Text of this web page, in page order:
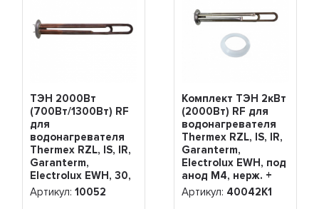
ТЭН 2000Вт
(700Вт/1300Вт) RF
для
водонагревателя
Thermex RZL, IS, IR,
Garanterm,
Electrolux EWH, 30,
50, 80, 100 литров,
10052
Артикул:10052
Комплект ТЭН 2кВт
(2000Вт) RF для
водонагревателя
Thermex RZL, IS, IR,
Garanterm,
Electrolux EWH, под
анод М4, нерж. +
прокладка,
40042K1
Артикул: 40042K1